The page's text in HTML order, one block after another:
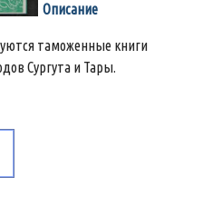
Описание
таможенные книги
Сургута и Тары.